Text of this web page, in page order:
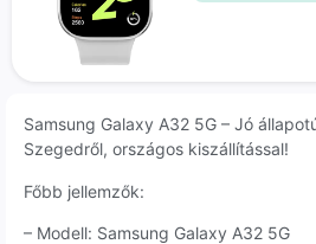
Samsung Galaxy A32 5G – Jó
Szegedről, országos kiszállítással!
Főbb jellemzők:
– Modell: Samsung Galaxy A32 5G